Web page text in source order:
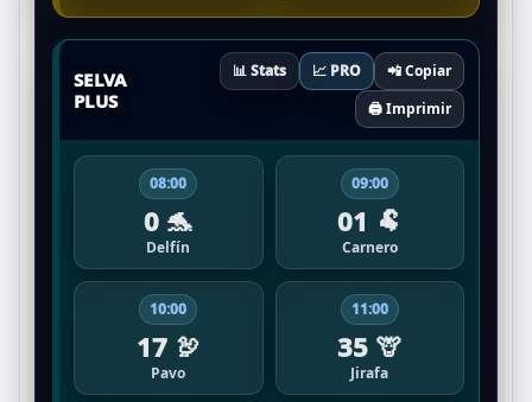
SELVA
PLUS
📊 Stats 📈 PRO
📲 Copiar
🖨️ Imprimir
08:00
0 🐬
Delfín
09:00
01 🐏
Carnero
10:00
17 🦃
Pavo
11:00
35 🦒
Jirafa